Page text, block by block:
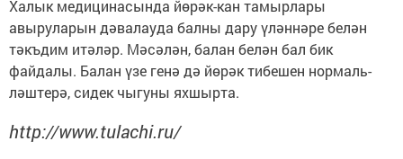
Халык медицинасында йөрәк-кан та­мырлары
авыруларын дәвалауда балны дару үләннәре белән
тәкъдим итәләр. Мәсәлән, балан белән бал бик
файдалы. Балан үзе генә дә йөрәк тибешен нормаль­
ләштерә, сидек чыгуны яхшырта.
http://www.tulachi.ru/